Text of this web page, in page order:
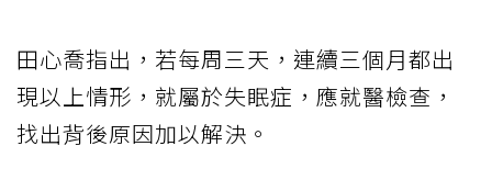
田心喬指出，若每周三天，連續三個月都出
現以上情形，就屬於失眠症，應就醫檢查，
找出背後原因加以解決。